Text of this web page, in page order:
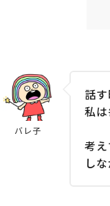
話
私は
考
し